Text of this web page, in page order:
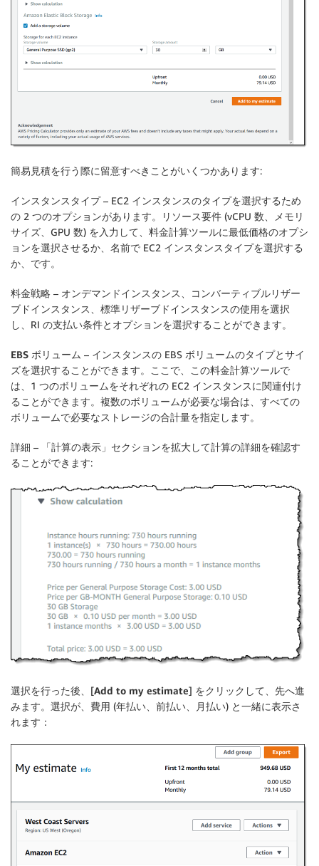
簡易見積を行う際に留意すべきことがいくつかあります:
インスタンスタイプ– EC2 インスタンスのタイプを選択するため
の 2 つのオプションがあります。リソース要件 (vCPU 数、メモリ
サイズ、GPU 数) を入力して、料金計算ツールに最低価格のオプシ
ョンを選択させるか、名前で EC2 インスタンスタイプを選択する
か、です。
料金戦略 – オンデマンドインスタンス、コンバーティブルリザー
ブドインスタンス、標準リザーブドインスタンスの使用を選択
し、RI の支払い条件とオプションを選択することができます。
EBS ボリューム – インスタンスの EBS ボリュームのタイプとサイ
ズを選択することができます。ここで、この料金計算ツールで
は、1 つのボリュームをそれぞれの EC2 インスタンスに関連付け
ることができます。複数のボリュームが必要な場合は、すべての
ボリュームで必要なストレージの合計量を指定します。
詳細 – 「計算の表示」セクションを拡大して計算の詳細を確認す
ることができます:
選択を行った後、[Add to my estimate] をクリックして、先へ進
みます。選択が、費用 (年払い、前払い、月払い) と一緒に表示さ
れます：